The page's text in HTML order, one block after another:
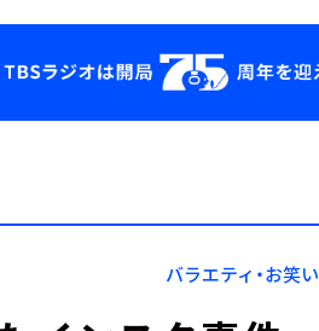
YouTube
会社情報
バラエティ・お笑い